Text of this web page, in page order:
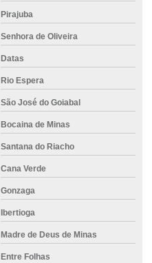
Pirajuba
Senhora de Oliveira
Datas
Rio Espera
São José do Goiabal
Bocaina de Minas
Santana do Riacho
Cana Verde
Gonzaga
Ibertioga
Madre de Deus de Minas
Entre Folhas